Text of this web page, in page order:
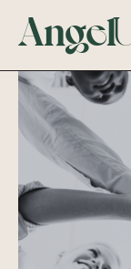
Angel